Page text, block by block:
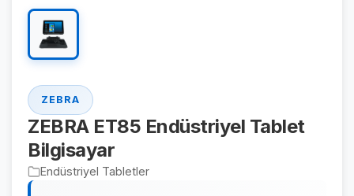
ZEBRA
ZEBRA ET85 Endüstriyel Tablet
Bilgisayar
Endüstriyel Tabletler